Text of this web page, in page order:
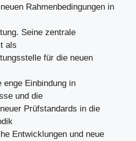
Rahmenbedingungen in
Seine zentrale
als
für die neuen
Einbindung in
und die
Prüfstandards in die
Entwicklungen und neue